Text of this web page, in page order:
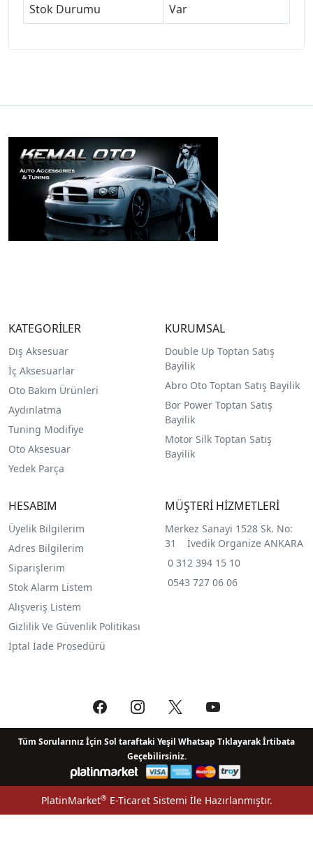
Stok Durumu
Var
KATEGORİLER
Dış Aksesuar
İç Aksesuarlar
Oto Bakım Ürünleri
Aydınlatma
Tuning Modifiye
Oto Aksesuar
Yedek Parça
KURUMSAL
Double Up Toptan Satış
Bayilik
Abro Oto Toptan Satış Bayilik
Bor Power Toptan Satış
Bayilik
Motor Silk Toptan Satış
Bayilik
HESABIM
Üyelik Bilgilerim
Adres Bilgilerim
Siparişlerim
Stok Alarm Listem
Alışveriş Listem
Gizlilik Ve Güvenlik Politikası
İptal İade Prosedürü
MÜŞTERİ HİZMETLERİ
Merkez Sanayi 1528 Sk. No:
31 İvedik Organize ANKARA
0 312 394 15 10
0543 727 06 06
Tüm Sorularınız İçin Sol taraftaki Yeşil Whatsap Tıklayarak İrtibata
Geçebilirsiniz.
PlatinMarket®E-Ticaret Sistemi İle Hazırlanmıştır.